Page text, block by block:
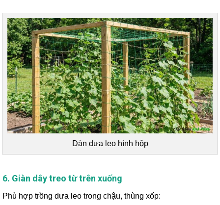
Dàn dưa leo hình hộp
6. Giàn dây treo từ trên xuống
Phù hợp trồng dưa leo trong chậu, thùng xốp: